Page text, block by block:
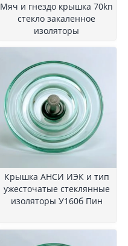
Мяч и гнездо крышка 70kn
стекло закаленное
изоляторы
Крышка АНСИ ИЭК и тип
ужесточатые стеклянные
изоляторы У160б Пин